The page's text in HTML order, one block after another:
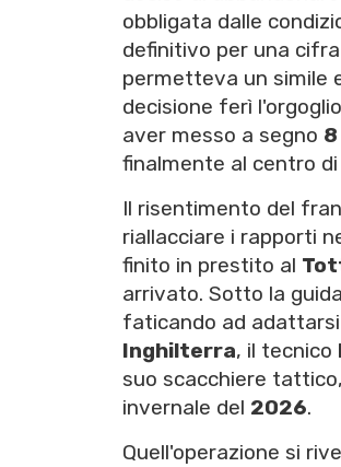
obbligata dalle
definitivo per una
permetteva un simile
decisione ferì
aver messo a segno
finalmente al centro
Il risentimento del
riallacciare i rapporti
finito in prestito al
arrivato. Sotto la
faticando ad
Inghilterra, il tecnico
suo scacchiere
invernale del 2026.
Quell'operazione si